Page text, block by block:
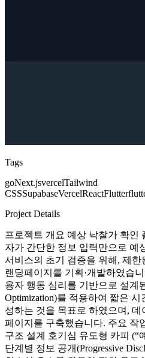
Tags
goNext.jsvercelTailwind
CSSSupabaseVercelReactFlutter
Project Details
프로젝트 개요 예상 낙찰가 확인
자가 간단한 정보 입력만으로 예
서비스의 초기 검증을 위해, 제
랜딩페이지를 기획·개발하였습
용자 행동 심리를 기반으로 설계
Optimization)를 적용하여 짧은
성하는 것을 목표로 하였으며,
페이지를 구축했습니다. 주요 작
구조 설계 호기심 유도형 카피 (“
단계별 정보 공개(Progressive